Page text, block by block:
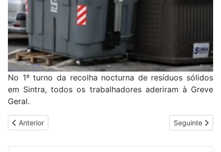
No 1º turno da recolha nocturna de resíduos sólidos
em Sintra, todos os trabalhadores aderiram à Greve
Geral.
Artigo anterior: PIQUETE NA RECOLHA DE RESÍDUOS SÓLIDOS
Anterior Artigo
Seguinte